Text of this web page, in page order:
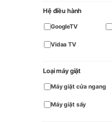
Hệ điều hành
GoogleTV
Vidaa TV
Loại máy giặt
Máy giặt cửa ngang
Máy giặt sấy